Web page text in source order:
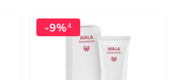
-9%4